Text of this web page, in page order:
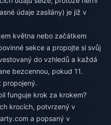
údaje zasílány) je již v
května nebo začátkem
sekce a propojte si svůj
do vzhledů a každá
bezcennou, pokud 11.
propojený.
funguje krok za krokem?
krocích, potvrzený v
a popsaný v